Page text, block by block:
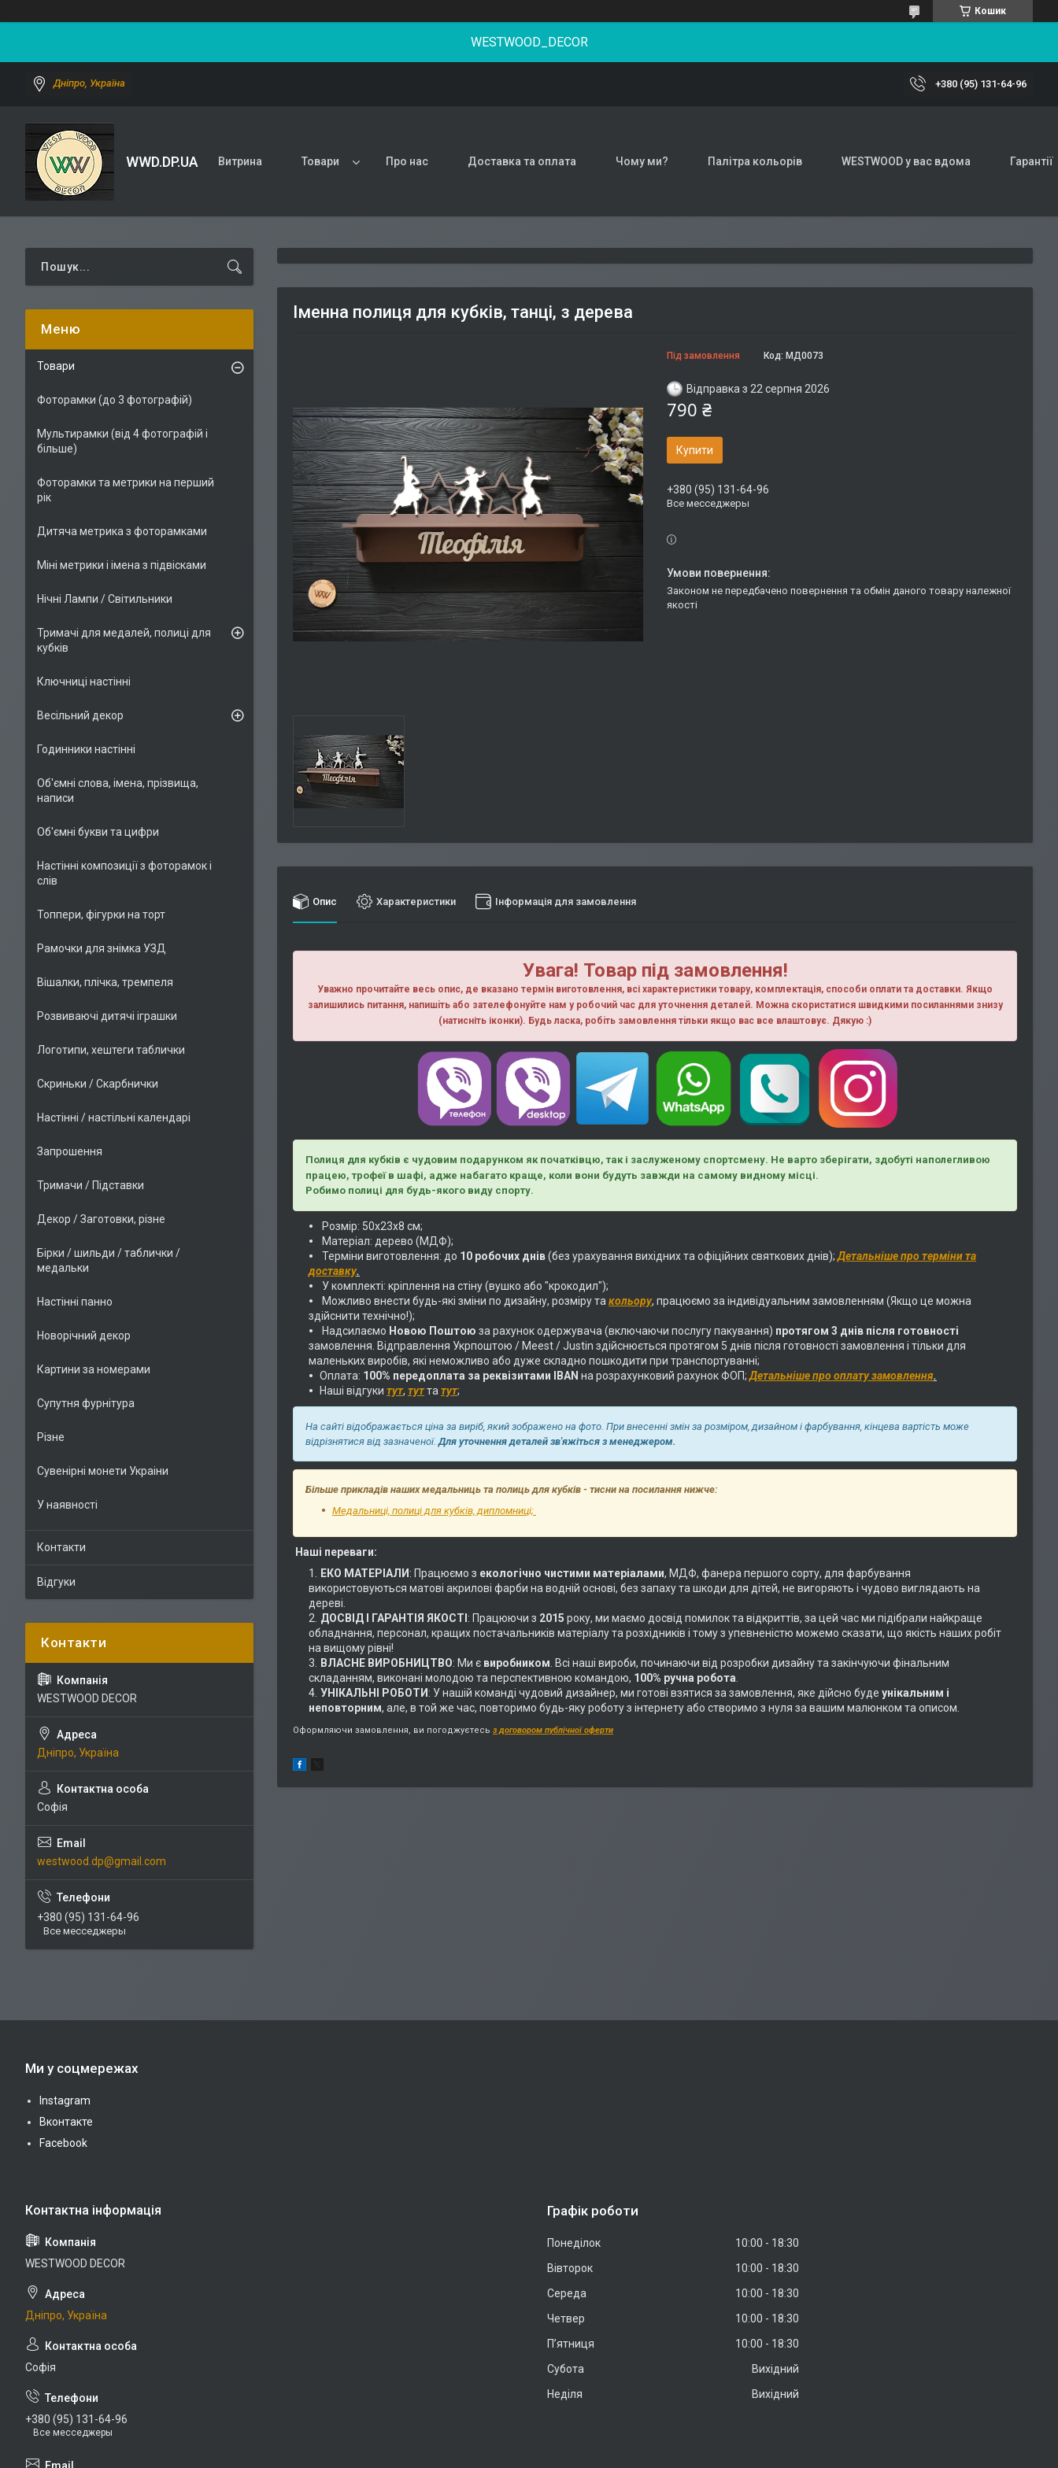
Кошик
WESTWOOD_DECOR
Дніпро, Україна +380 (95) 131-64-96
WWD.DP.UA Витрина Товари Про нас Доставка та оплата Чому ми? Палітра кольорів WESTWOOD у вас вдома Гарантії
Іменна полиця для кубків, танці, з дерева
Під замовлення Код: МД0073
Відправка з 22 серпня 2026
790 ₴
Купити
+380 (95) 131-64-96
Все месседжеры
Законом не передбачено повернення та обмін даного товару належної
якості
Опис Характеристики Інформація для замовлення
Увага! Товар під замовлення!
Уважно прочитайте весь опис, де вказано термін виготовлення, всі характеристики товару, комплектація, способи оплати та доставки. Якщо
залишились питання, напишiть або зателефонуйте нам у робочий час для уточнення деталей. Можна скористатися швидкими посиланнями знизу
(натисніть іконки). Будь ласка, робiть замовлення тiльки якщо вас все влаштовує. Дякую :)
Полиця для кубків є чудовим подарунком як початківцю, так і заслуженому спортсмену. Не варто зберігати, здобуті наполегливою
працею, трофеї в шафі, адже набагато краще, коли вони будуть завжди на самому видному місці.
Робимо полиці для будь-якого виду спорту.
Розмір: 50х23х8 см;
Матеріал: дерево (МДФ);
Терміни виготовлення: до 10 робочих днів(без урахування вихідних та офіційних святкових днів);Детальніше про терміни та
доставку.
У комплекті: кріплення на стіну (вушко або "крокодил");
Можливо внести будь-які зміни по дизайну, розміру та кольору, працюємо за індивідуальним замовленням (Якщо це можна
здійснити технічно!);
Надсилаємо Новою Поштою за рахунок одержувача (включаючи послугу пакування) протягом 3 днів після готовності
замовлення. Відправлення Укрпоштою / Meest / Justin здійснюється протягом 5 днів після готовності замовлення і тільки для
маленьких виробів, які неможливо або дуже складно пошкодити при транспортуванні;
Оплата: 100% передоплата за реквізитами IBAN на розрахунковий рахунок ФОП;Детальніше про оплату замовлення.
Наші відгуки тут, тутта тут;
На сайті відображається ціна за виріб, який зображено на фото. При внесенні змін за розміром, дизайном і фарбування, кінцева вартість може
відрізнятися від зазначеної.Для уточнення деталей зв'яжіться з менеджером.
Більше прикладів наших медальниць та полиць для кубків - тисни на посилання нижче:
Медальниці, полиці для кубків, дипломниці;
Наші переваги:
ЕКО МАТЕРІАЛИ : Працюємо з екологічно чистими матеріалами, МДФ, фанера першого сорту, для фарбування
використовуються матові акрилові фарби на водній основі, без запаху та шкоди для дітей, не вигоряють і чудово виглядають на
дереві.
ДОСВІД І ГАРАНТІЯ ЯКОСТІ : Працюючи з 2015 року, ми маємо досвід помилок та відкриттів, за цей час ми підібрали найкраще
обладнання, персонал, кращих постачальників матеріалу та розхідників і тому з упевненістю можемо сказати, що якість наших робіт
на вищому рівні!
ВЛАСНЕ ВИРОБНИЦТВО: Ми є виробником . Всі наші вироби, починаючи від розробки дизайну та закінчуючи фінальним
складанням, виконані молодою та перспективною командою, 100% ручна робота
УНІКАЛЬНІ РОБОТИ : У нашій команді чудовий дизайнер, ми готові взятися за замовлення, яке дійсно буде унікальним і
неповторним, але, в той же час, повторимо будь-яку роботу з інтернету або створимо з нуля за вашим малюнком та описом.
Оформляючи замовлення, ви погоджуєтесь з договором публічної оферти
Товари
Фоторамки (до 3 фотографій)
Мультирамки (від 4 фотографій і
більше)
Фоторамки та метрики на перший
рік
Дитяча метрика з фоторамками
Міні метрики і імена з підвісками
Нічні Лампи / Світильники
Тримачі для медалей, полиці для
кубків
Ключниці настінні
Весільний декор
Годинники настінні
Об'ємні слова, імена, прізвища,
написи
Об'ємні букви та цифри
Настінні композиції з фоторамок і
слів
Топпери, фігурки на торт
Рамочки для знімка УЗД
Вішалки, плічка, тремпеля
Розвиваючі дитячі іграшки
Логотипи, хештеги таблички
Скриньки / Скарбнички
Настінні / настільні календарі
Запрошення
Тримачи / Підставки
Декор / Заготовки, різне
Бірки / шильди / таблички /
медальки
Настінні панно
Новорічний декор
Картини за номерами
Супутня фурнітура
Різне
Сувенірні монети Украіни
У наявності
Контакти
Відгуки
WESTWOOD DECOR
Дніпро, Україна
Софія
westwood.dp@gmail.com
+380 (95) 131-64-96
Все месседжеры
Ми у соцмережах
Instagram
Вконтакте
Facebook
WESTWOOD DECOR
Дніпро, Україна
Софія
+380 (95) 131-64-96
Все месседжеры
Графік роботи
Понеділок 10:00
18:30
Вівторок
10:00
18:30
Середа
10:00
18:30
Четвер
10:00
18:30
Пʼятниця
10:00
18:30
Субота
Вихідний
Неділя
Вихідний